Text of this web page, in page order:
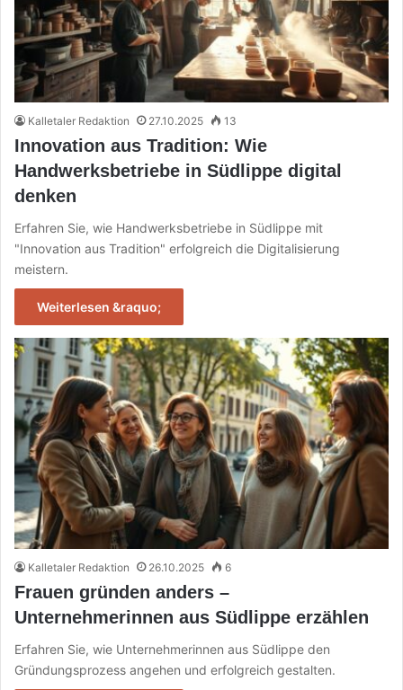
Kalletaler Redaktion 27.10.2025 13
Innovation aus Tradition: Wie
Handwerksbetriebe in Südlippe digital
denken
Erfahren Sie, wie Handwerksbetriebe in Südlippe mit
"Innovation aus Tradition" erfolgreich die Digitalisierung
meistern.
Weiterlesen &raquo;
Kalletaler Redaktion 26.10.2025 6
Frauen gründen anders –
Unternehmerinnen aus Südlippe erzählen
Erfahren Sie, wie Unternehmerinnen aus Südlippe den
Gründungsprozess angehen und erfolgreich gestalten.